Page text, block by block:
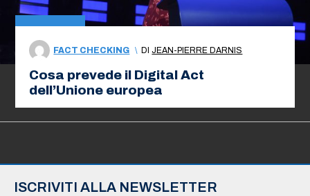
FACT CHECKING \ DIJEAN-PIERRE DARNIS
Cosa prevede il Digital Act
dell’Unione europea
ISCRIVITI ALLA NEWSLETTER